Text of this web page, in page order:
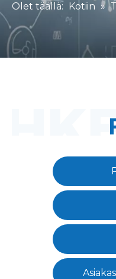
Olet täällä: Kotiin »